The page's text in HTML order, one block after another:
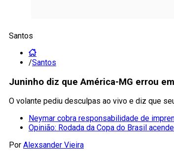
Santos
/Santos
Juninho diz que América-MG errou
O volante pediu desculpas ao vivo e diz que
Neymar cobra responsabilidade de
Opinião: Rodada da Copa do Brasil
Por Alexsander Vieira